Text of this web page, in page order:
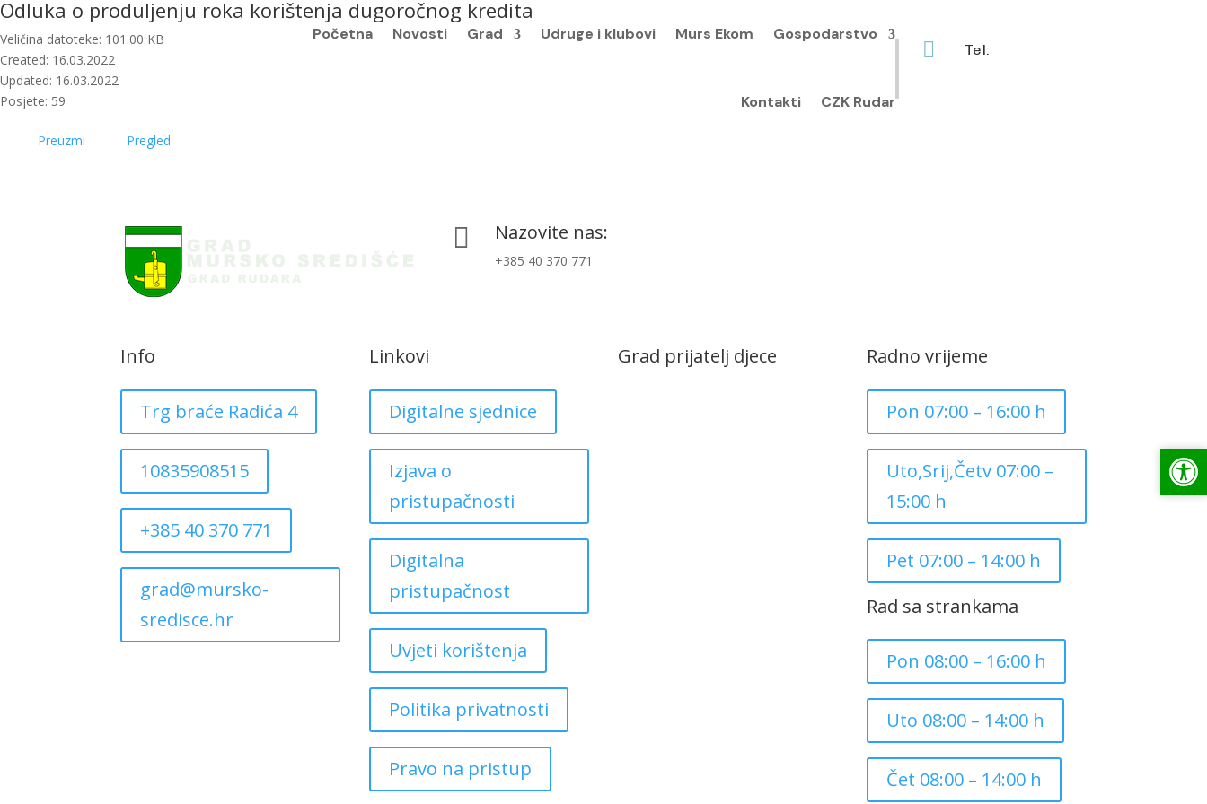
Početna Novosti Grad Udruge i klubovi Murs Ekom Gospodarstvo
Kontakti CZK Rudar
 Tel:
Odluka o produljenju roka korištenja dugoročnog kredita
Veličina datoteke: 101.00 KB
Created: 16.03.2022
Updated: 16.03.2022
Posjete: 59
Preuzmi Pregled
 Nazovite nas:
+385 40 370 771
Info
Trg braće Radića 4
10835908515
+385 40 370 771
grad@mursko-
sredisce.hr
Linkovi
Digitalne sjednice
Izjava o
pristupačnosti
Digitalna
pristupačnost
Uvjeti korištenja
Politika privatnosti
Pravo na pristup
Grad prijatelj djece Radno vrijeme
Pon 07:00 – 16:00 h
Uto,Srij,Četv 07:00 –
15:00 h
Pet 07:00 – 14:00 h
Rad sa strankama
Pon 08:00 – 16:00 h
Uto 08:00 – 14:00 h
Čet 08:00 – 14:00 h